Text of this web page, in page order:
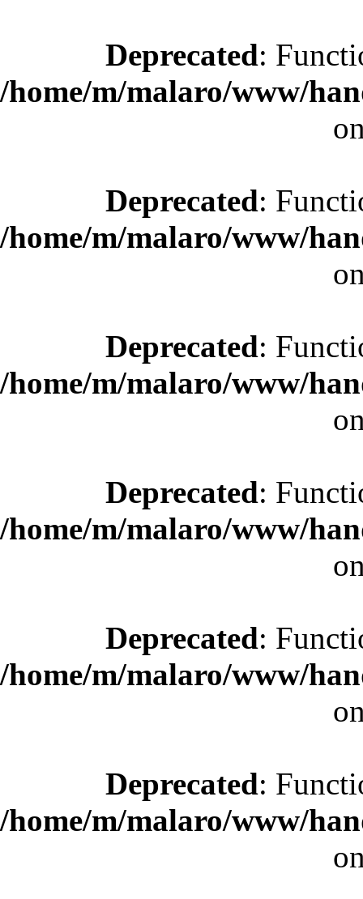
Deprecated:
/home/m/malaro/www/
Deprecated:
/home/m/malaro/www/
Deprecated:
/home/m/malaro/www/
Deprecated:
/home/m/malaro/www/
Deprecated:
/home/m/malaro/www/
Deprecated:
/home/m/malaro/www/